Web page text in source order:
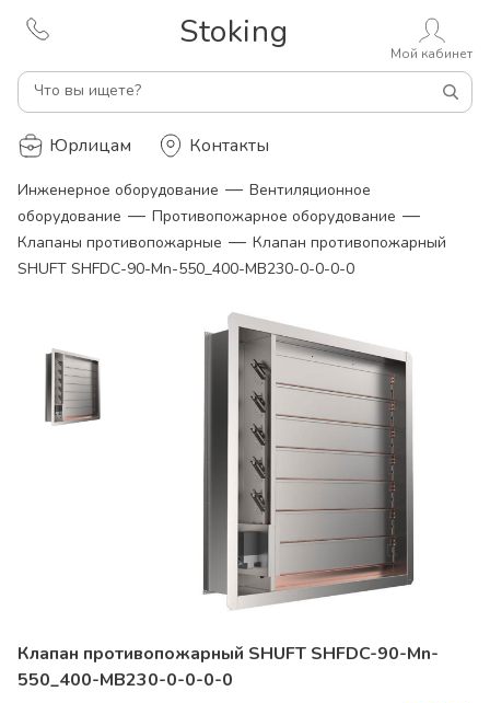
Stoking
Что вы ищете?
Мой кабинет
Юрлицам Контакты
Инженерное оборудование — Вентиляционное
оборудование — Противопожарное оборудование —
Клапаны противопожарные — Клапан противопожарный
SHUFT SHFDC-90-Mn-550_400-MB230-0-0-0-0
Клапан противопожарный SHUFT SHFDC-90-Mn-
550_400-MB230-0-0-0-0